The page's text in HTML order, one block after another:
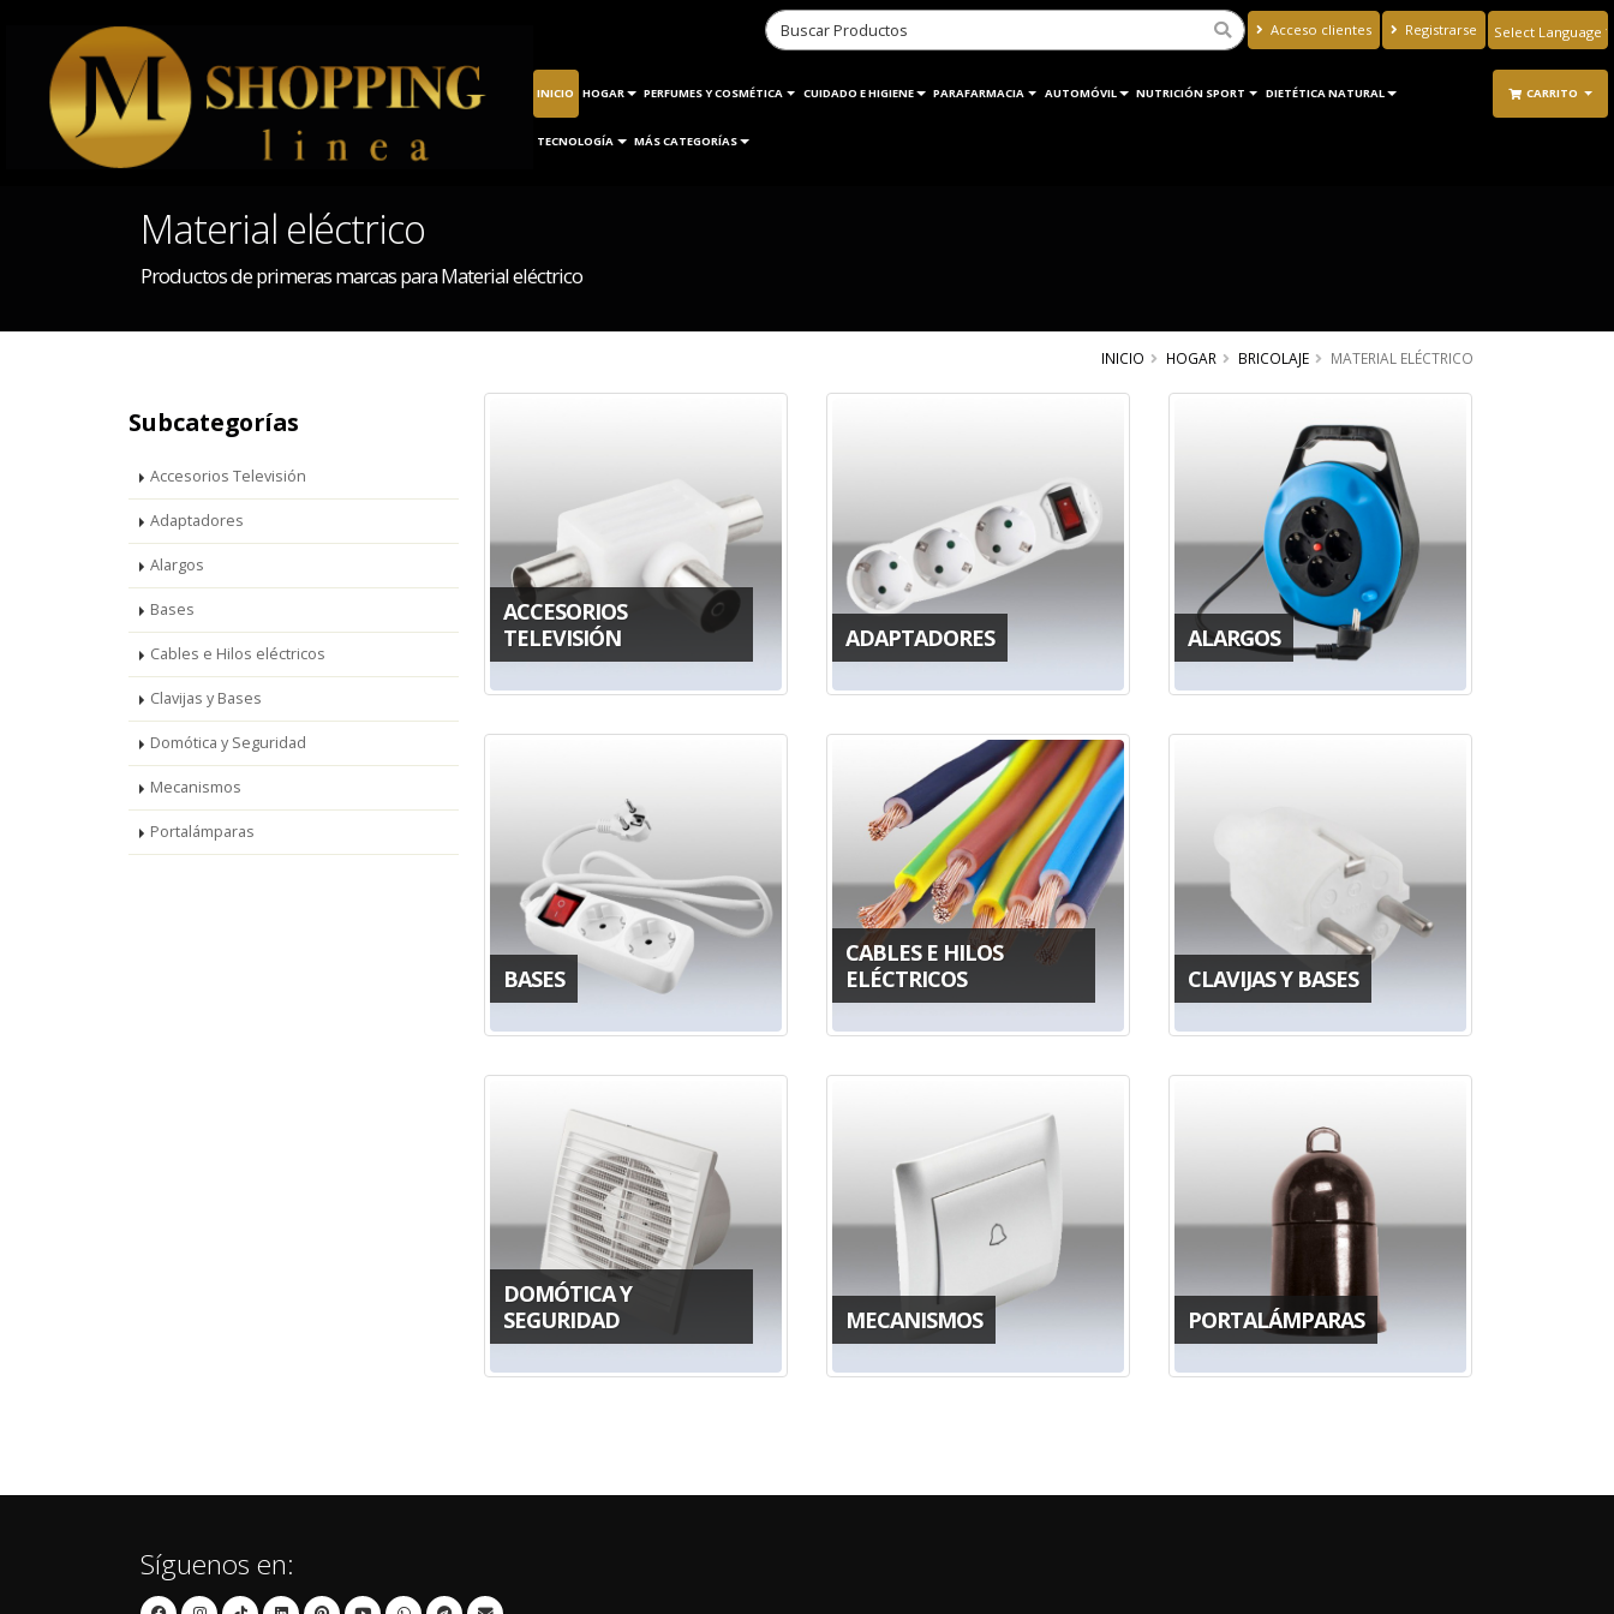
Acceso clientes Registrarse
Translate
INICIO HOGAR PERFUMES Y COSMÉTICA CUIDADO E HIGIENE PARAFARMACIA AUTOMÓVIL NUTRICIÓN SPORT DIETÉTICA NATURAL
TECNOLOGÍA MÁS CATEGORÍAS
CARRITO
Material eléctrico
Productos de primeras marcas para Material eléctrico
INICIO HOGAR BRICOLAJE MATERIAL ELÉCTRICO
Subcategorías
Accesorios Televisión
Adaptadores
Alargos
Bases
Cables e Hilos eléctricos
Clavijas y Bases
Domótica y Seguridad
Mecanismos
Portalámparas
ACCESORIOS
TELEVISIÓN
ADAPTADORES ALARGOS
BASES
CABLES E HILOS
ELÉCTRICOS
CLAVIJAS Y BASES
DOMÓTICA Y
SEGURIDAD
MECANISMOS PORTALÁMPARAS
Síguenos en: